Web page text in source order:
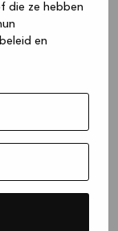
die ze hebben
en
for more